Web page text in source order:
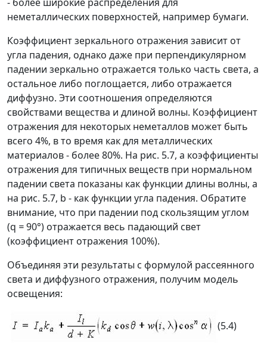
неметаллических поверхностей, например бумаги.
Коэффициент зеркального отражения зависит от
угла падения, однако даже при перпендикулярном
падении зеркально отражается только часть света, а
остальное либо поглощается, либо отражается
диффузно. Эти соотношения определяются
свойствами вещества и длиной волны. Коэффициент
отражения для некоторых неметаллов может быть
всего 4%, в то время как для металлических
материалов - более 80%. На рис. 5.7, а коэффициенты
отражения для типичных веществ при нормальном
падении света показаны как функции длины волны, а
на рис. 5.7, b - как функции угла падения. Обратите
внимание, что при падении под скользящим углом
(q =90°) отражается весь падающий свет
(коэффициент отражения 100%).
Объединяя эти результаты с формулой рассеянного
света и диффузного отражения, получим модель
освещения:
(5.4)